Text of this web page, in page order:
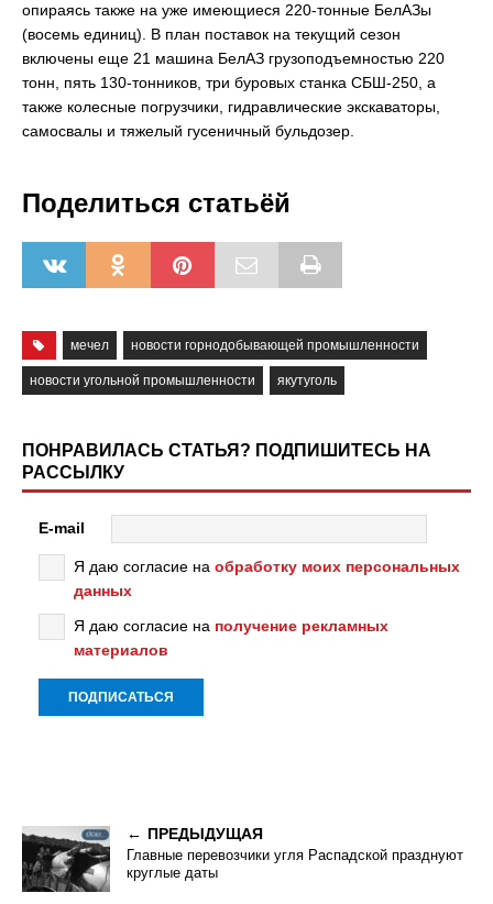
опираясь также на уже имеющиеся 220-тонные БелАЗы
(восемь единиц). В план поставок на текущий сезон
включены еще 21 машина БелАЗ грузоподъемностью 220
тонн, пять 130-тонников, три буровых станка СБШ-250, а
также колесные погрузчики, гидравлические экскаваторы,
самосвалы и тяжелый гусеничный бульдозер.
Поделиться статьёй
мечел новости горнодобывающей промышленности
новости угольной промышленности якутуголь
ПОНРАВИЛАСЬ СТАТЬЯ? ПОДПИШИТЕСЬ НА
РАССЫЛКУ
E-mail
Я даю согласие на обработку моих персональных
данных
Я даю согласие на получение рекламных
материалов
ПРЕДЫДУЩАЯ
Главные перевозчики угля Распадской празднуют
круглые даты